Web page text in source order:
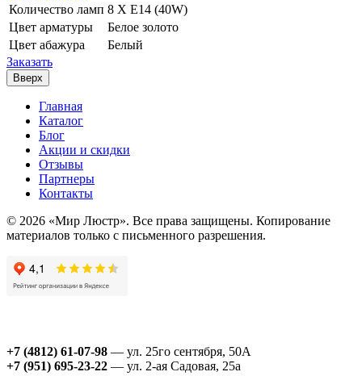
Количество ламп 8 Х E14 (40W)
Цвет арматуры
Белое золото
Цвет абажура
Белый
Заказать
Вверх
Главная
Каталог
Блог
Акции и скидки
Отзывы
Партнеры
Контакты
© 2026 «Мир Люстр». Все права защищены. Копирование
материалов только с письменного разрешения.
+7 (4812) 61-07-98 — ул. 25го сентября, 50А
+7 (951) 695-23-22 — ул. 2-ая Садовая, 25а